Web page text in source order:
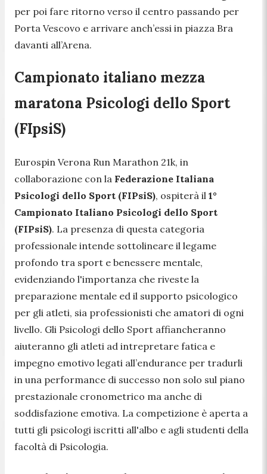
per poi fare ritorno verso il centro passando per
Porta Vescovo e arrivare anch’essi in piazza Bra
davanti all’Arena.
Campionato italiano mezza
maratona Psicologi dello Sport
(FIpsiS)
Eurospin Verona Run Marathon 21k, in
collaborazione con la Federazione Italiana
Psicologi dello Sport (FIPsiS), ospiterà il 1°
Campionato Italiano Psicologi dello Sport
(FIPsiS). La presenza di questa categoria
professionale intende sottolineare il legame
profondo tra sport e benessere mentale,
evidenziando l'importanza che riveste la
preparazione mentale ed il supporto psicologico
per gli atleti, sia professionisti che amatori di ogni
livello. Gli Psicologi dello Sport affiancheranno
aiuteranno gli atleti ad intrepretare fatica e
impegno emotivo legati all’endurance per tradurli
in una performance di successo non solo sul piano
prestazionale cronometrico ma anche di
soddisfazione emotiva. La competizione è aperta a
tutti gli psicologi iscritti all'albo e agli studenti della
facoltà di Psicologia.